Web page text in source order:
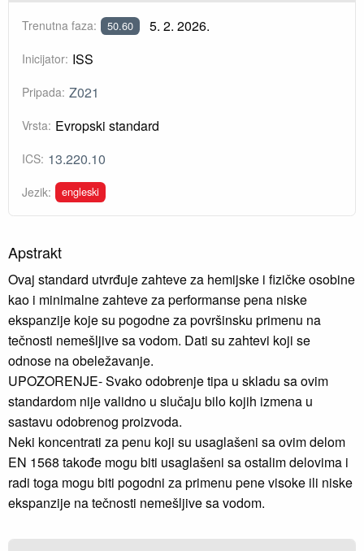
Trenutna faza: 50.60 5. 2. 2026.
Inicijator: ISS
Pripada: Z021
Vrsta: Evropski standard
ICS: 13.220.10
Jezik: engleski
Apstrakt
Ovaj standard utvrđuje zahteve za hemijske i fizičke osobine
kao i minimalne zahteve za performanse pena niske
ekspanzije koje su pogodne za površinsku primenu na
tečnosti nemešljive sa vodom. Dati su zahtevi koji se
odnose na obeležavanje.
UPOZORENJE- Svako odobrenje tipa u skladu sa ovim
standardom nije validno u slučaju bilo kojih izmena u
sastavu odobrenog proizvoda.
Neki koncentrati za penu koji su usaglašeni sa ovim delom
EN 1568 takođe mogu biti usaglašeni sa ostalim delovima i
radi toga mogu biti pogodni za primenu pene visoke ili niske
ekspanzije na tečnosti nemešljive sa vodom.